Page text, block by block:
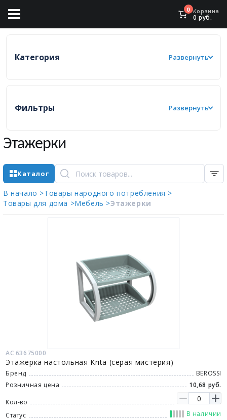
0 Корзина
0 руб.
Категория Развернуть
Фильтры Развернуть
Этажерки
Каталог
В начало >Товары народного потребления >
Товары для дома >Мебель >Этажерки
АС 63675000
Этажерка настольная Krita (серая мистерия)
Бренд
BEROSSI
Розничная цена
10,68 руб.
Кол-во
Статус
В наличии